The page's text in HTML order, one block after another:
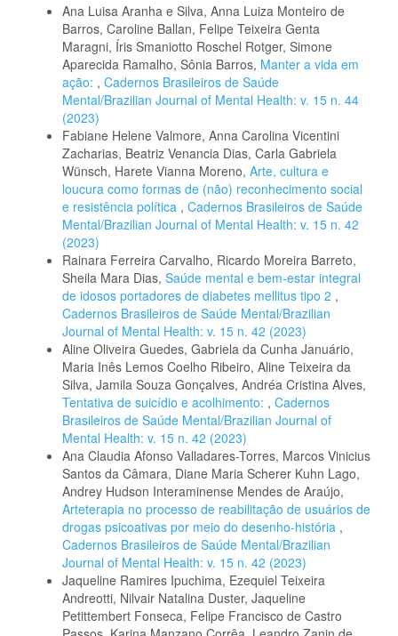
Ana Luisa Aranha e Silva, Anna Luiza Monteiro de
Barros, Caroline Ballan, Felipe Teixeira Genta
Maragni, Íris Smaniotto Roschel Rotger, Simone
Aparecida Ramalho, Sônia Barros, Manter a vida em
ação: , Cadernos Brasileiros de Saúde
Mental/Brazilian Journal of Mental Health: v. 15 n. 44
(2023)
Fabiane Helene Valmore, Anna Carolina Vicentini
Zacharias, Beatriz Venancia Dias, Carla Gabriela
Wünsch, Harete Vianna Moreno, Arte, cultura e
loucura como formas de (não) reconhecimento social
e resistência política , Cadernos Brasileiros de Saúde
Mental/Brazilian Journal of Mental Health: v. 15 n. 42
(2023)
Rainara Ferreira Carvalho, Ricardo Moreira Barreto,
Sheila Mara Dias, Saúde mental e bem-estar integral
de idosos portadores de diabetes mellitus tipo 2 ,
Cadernos Brasileiros de Saúde Mental/Brazilian
Journal of Mental Health: v. 15 n. 42 (2023)
Aline Oliveira Guedes, Gabriela da Cunha Januário,
Maria Inês Lemos Coelho Ribeiro, Aline Teixeira da
Silva, Jamila Souza Gonçalves, Andréa Cristina Alves,
Tentativa de suicídio e acolhimento: , Cadernos
Brasileiros de Saúde Mental/Brazilian Journal of
Mental Health: v. 15 n. 42 (2023)
Ana Claudia Afonso Valladares-Torres, Marcos Vinicius
Santos da Câmara, Diane Maria Scherer Kuhn Lago,
Andrey Hudson Interaminense Mendes de Araújo,
Arteterapia no processo de reabilitação de usuários de
drogas psicoativas por meio do desenho-história ,
Cadernos Brasileiros de Saúde Mental/Brazilian
Journal of Mental Health: v. 15 n. 42 (2023)
Jaqueline Ramires Ipuchima, Ezequiel Teixeira
Andreotti, Nilvair Natalina Duster, Jaqueline
Petittembert Fonseca, Felipe Francisco de Castro